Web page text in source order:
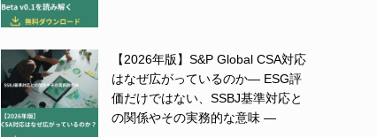
【2026年版】S&P Global CSA対応
はなぜ広がっているのか― ESG評
価だけではない、SSBJ基準対応と
の関係やその実務的な意味 ―